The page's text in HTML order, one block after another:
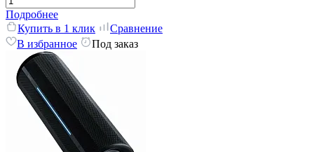
Подробнее
Купить в 1 клик
Сравнение
В избранное
Под заказ